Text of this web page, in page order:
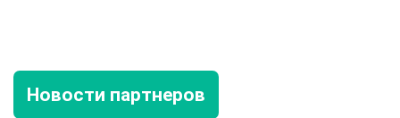
Новости партнеров